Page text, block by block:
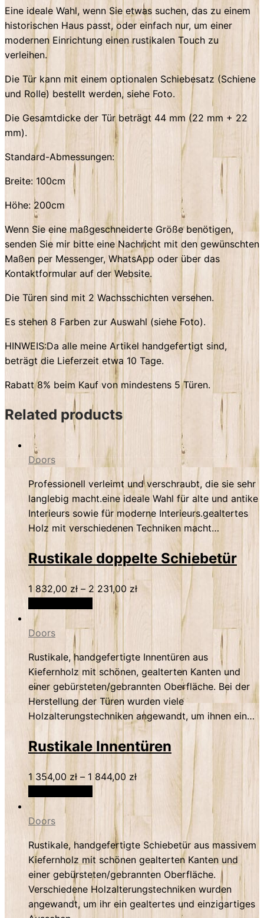
Eine ideale Wahl, wenn Sie etwas suchen, das zu einem
historischen Haus passt, oder einfach nur, um einer
modernen Einrichtung einen rustikalen Touch zu
verleihen.
Die Tür kann mit einem optionalen Schiebesatz (Schiene
und Rolle) bestellt werden, siehe Foto.
Die Gesamtdicke der Tür beträgt 44 mm (22 mm + 22
mm).
Standard-Abmessungen:
Breite: 100cm
Höhe: 200cm
Wenn Sie eine maßgeschneiderte Größe benötigen,
senden Sie mir bitte eine Nachricht mit den gewünschten
Maßen per Messenger, WhatsApp oder über das
Kontaktformular auf der Website.
Die Türen sind mit 2 Wachsschichten versehen.
Es stehen 8 Farben zur Auswahl (siehe Foto).
HINWEIS:Da alle meine Artikel handgefertigt sind,
beträgt die Lieferzeit etwa 10 Tage.
Rabatt 8% beim Kauf von mindestens 5 Türen.
Related products
Doors
Professionell verleimt und verschraubt, die sie sehr
langlebig macht.eine ideale Wahl für alte und antike
Interieurs sowie für moderne Interieurs.gealtertes
Holz mit verschiedenen Techniken macht…
Rustikale doppelte Schiebetür
1 832,00 zł – 2 231,00 zł
Doors
Rustikale, handgefertigte Innentüren aus
Kiefernholz mit schönen, gealterten Kanten und
einer gebürsteten/gebrannten Oberfläche. Bei der
Herstellung der Türen wurden viele
Holzalterungstechniken angewandt, um ihnen ein…
Rustikale Innentüren
1 354,00 zł – 1 844,00 zł
Doors
Rustikale, handgefertigte Schiebetür aus massivem
Kiefernholz mit schönen gealterten Kanten und
einer gebürsteten/gebrannten Oberfläche.
Verschiedene Holzalterungstechniken wurden
angewandt, um ihr ein gealtertes und einzigartiges